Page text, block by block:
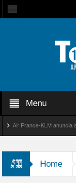
Menu
Air France-KLM anuncia a
Home